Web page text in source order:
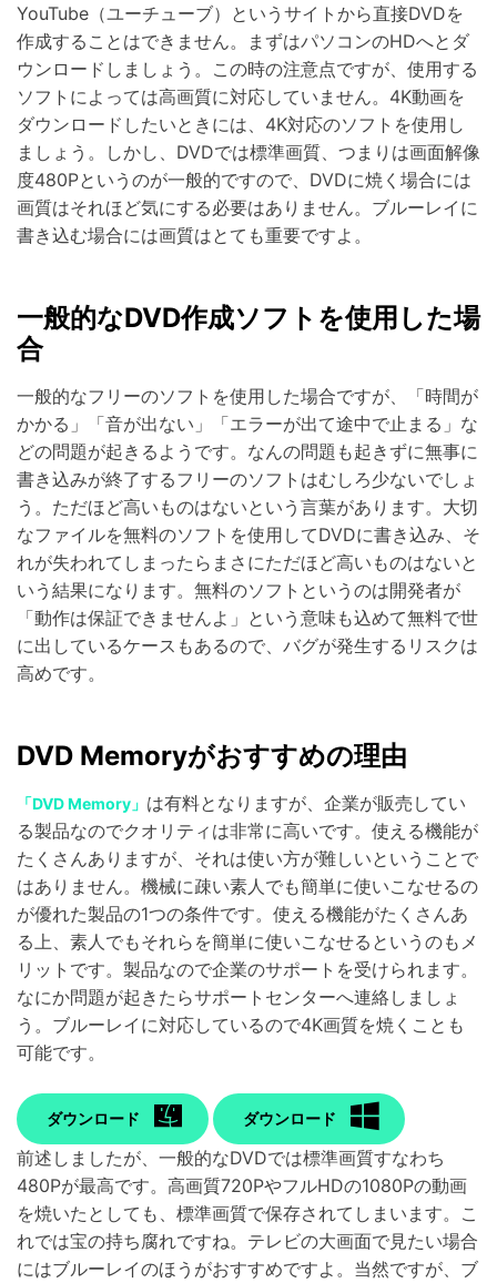
YouTube（ユーチューブ）というサイトから直接DVDを
作成することはできません。まずはパソコンのHDへとダ
ウンロードしましょう。この時の注意点ですが、使用する
ソフトによっては高画質に対応していません。4K動画を
ダウンロードしたいときには、4K対応のソフトを使用し
ましょう。しかし、DVDでは標準画質、つまりは画面解像
度480Pというのが一般的ですので、DVDに焼く場合には
画質はそれほど気にする必要はありません。ブルーレイに
書き込む場合には画質はとても重要ですよ。
一般的なDVD作成ソフトを使用した場
合
一般的なフリーのソフトを使用した場合ですが、「時間が
かかる」「音が出ない」「エラーが出て途中で止まる」な
どの問題が起きるようです。なんの問題も起きずに無事に
書き込みが終了するフリーのソフトはむしろ少ないでしょ
う。ただほど高いものはないという言葉があります。大切
なファイルを無料のソフトを使用してDVDに書き込み、そ
れが失われてしまったらまさにただほど高いものはないと
いう結果になります。無料のソフトというのは開発者が
「動作は保証できませんよ」という意味も込めて無料で世
に出しているケースもあるので、バグが発生するリスクは
高めです。
DVD Memoryがおすすめの理由
「DVD Memory」 は有料となりますが、企業が販売してい
る製品なのでクオリティは非常に高いです。使える機能が
たくさんありますが、それは使い方が難しいということで
はありません。機械に疎い素人でも簡単に使いこなせるの
が優れた製品の1つの条件です。使える機能がたくさんあ
る上、素人でもそれらを簡単に使いこなせるというのもメ
リットです。製品なので企業のサポートを受けられます。
なにか問題が起きたらサポートセンターへ連絡しましょ
う。ブルーレイに対応しているので4K画質を焼くことも
可能です。
ダウンロード ダウンロード
前述しましたが、一般的なDVDでは標準画質すなわち
480Pが最高です。高画質720PやフルHDの1080Pの動画
を焼いたとしても、標準画質で保存されてしまいます。こ
れでは宝の持ち腐れですね。テレビの大画面で見たい場合
にはブルーレイのほうがおすすめですよ。当然ですが、ブ